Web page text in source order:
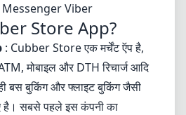
MessengerViber
Store App?
: Cubber Store एक मर्चेंट ऍप है,
, मोबाइल और DTH रिचार्ज आदि
बस बुकिंग और फ्लाइट बुकिंग जैसी
है। सबसे पहले इस कंपनी का